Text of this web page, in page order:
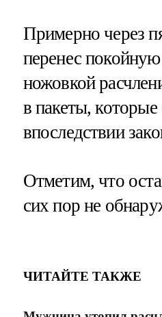
Примерно через
перенес
ножовкой
в пакеты, которые
впоследствии
Отметим, что
сих пор не
ЧИТАЙТЕ ТАКЖЕ